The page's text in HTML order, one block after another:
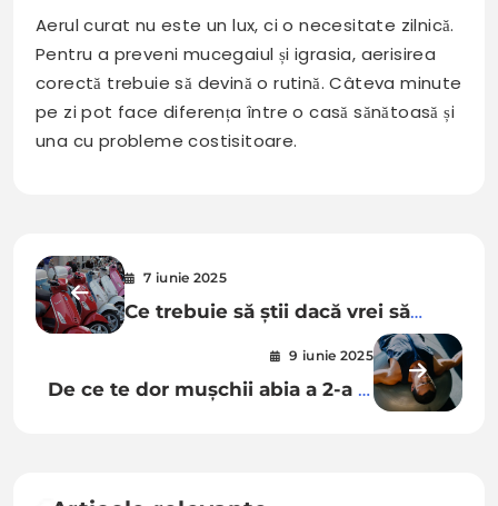
Aerul curat nu este un lux, ci o necesitate zilnică.
Pentru a preveni mucegaiul și igrasia, aerisirea
corectă trebuie să devină o rutină. Câteva minute
pe zi pot face diferența între o casă sănătoasă și
una cu probleme costisitoare.
Navigare
în
articole
7 iunie 2025
Ce trebuie să știi dacă vrei să
închiriezi un scuter în Italia sau
9 iunie 2025
De ce te dor mușchii abia a 2-a zi